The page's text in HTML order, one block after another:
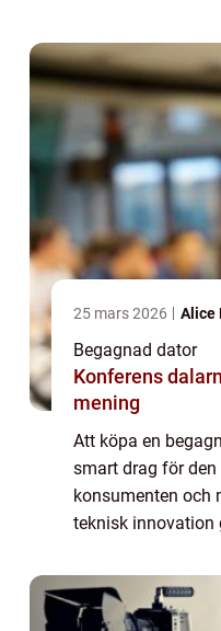
25 mars 2026 Alice
Begagnad dator
Konferens dalarna när mötet får
mening
Att köpa en
smart drag för
konsumenten och
teknisk innovation
modellerna